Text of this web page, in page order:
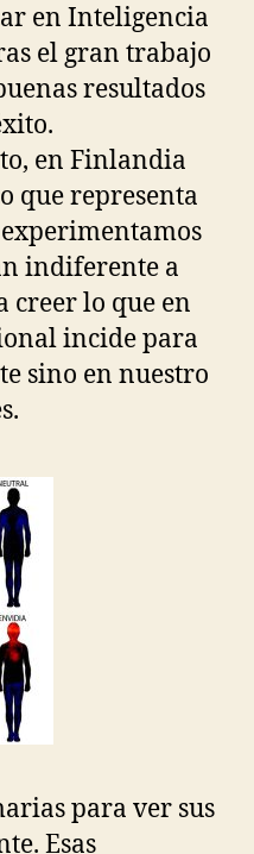
en Inteligencia
el gran trabajo
resultados
en Finlandia
que representa
indiferente a
creer lo que en
incide para
sino en nuestro
para ver sus
Esas